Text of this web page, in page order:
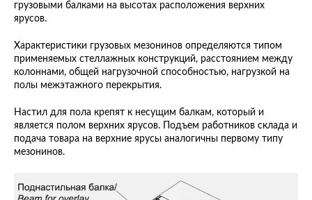
грузовыми балками на высотах расположения верхних
ярусов.
Характеристики грузовых мезонинов определяются типом
применяемых стеллажных конструкций, расстоянием между
колоннами, общей нагрузочной способностью, нагрузкой на
полы межэтажного перекрытия.
Настил для пола крепят к несущим балкам, который и
является полом верхних ярусов. Подъем работников склада и
подача товара на верхние ярусы аналогичны первому типу
мезонинов.